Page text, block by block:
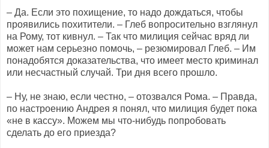
– Да. Если это похищение, то надо дождаться, чтобы
проявились похитители. – Глеб вопросительно взглянул
на Рому, тот кивнул. – Так что милиция сейчас вряд ли
может нам серьезно помочь, – резюмировал Глеб. – Им
понадобятся доказательства, что имеет место криминал
или несчастный случай. Три дня всего прошло.
– Ну, не знаю, если честно, – отозвался Рома. – Правда,
по настроению Андрея я понял, что милиция будет пока
«не в кассу». Можем мы что-нибудь попробовать
сделать до его приезда?